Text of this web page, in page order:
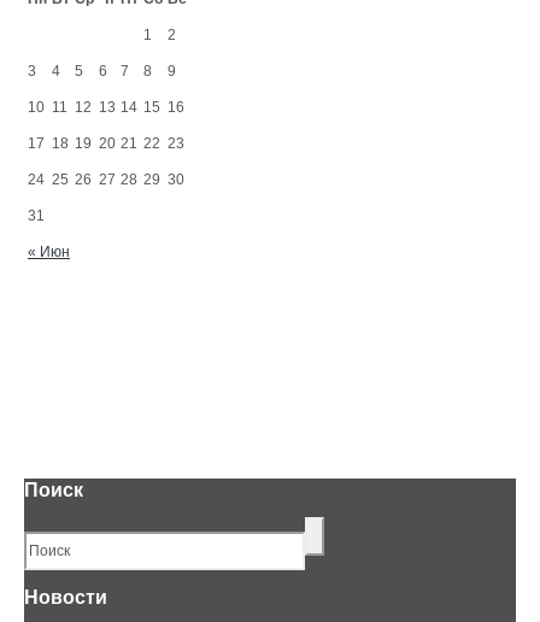
« Июн
1 2
3 4 5 6 7 8 9
10 11 12 13 14 15 16
17 18 19 20 21 22 23
24 25 26 27 28 29 30
31
Поиск
Новости